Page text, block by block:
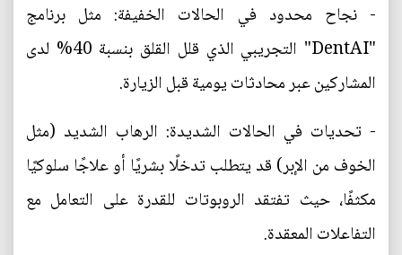
- نجاح محدود في الحالات الخفيفة: مثل برنامج
"DentAI" التجريبي الذي قلل القلق بنسبة 40% لدى
المشاركين عبر محادثات يومية قبل الزيارة.
- تحديات في الحالات الشديدة: الرهاب الشديد (مثل
الخوف من الإبر) قد يتطلب تدخلًا بشريًا أو علاجًا سلوكيًا
مكثفًا، حيث تفتقد الروبوتات للقدرة على التعامل مع
التفاعلات المعقدة.